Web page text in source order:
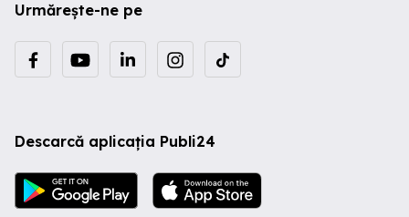
Urmărește-ne pe
Descarcă aplicația Publi24